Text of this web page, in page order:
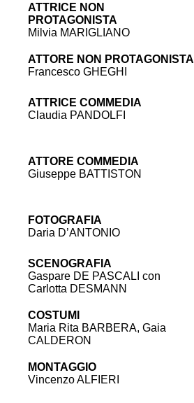
ATTRICE NON
PROTAGONISTA
Milvia MARIGLIANO
ATTORE NON PROTAGONISTA
Francesco GHEGHI
ATTRICE COMMEDIA
Claudia PANDOLFI
ATTORE COMMEDIA
Giuseppe BATTISTON
FOTOGRAFIA
Daria D’ANTONIO
SCENOGRAFIA
Gaspare DE PASCALI con
Carlotta DESMANN
COSTUMI
Maria Rita BARBERA, Gaia
CALDERON
MONTAGGIO
Vincenzo ALFIERI